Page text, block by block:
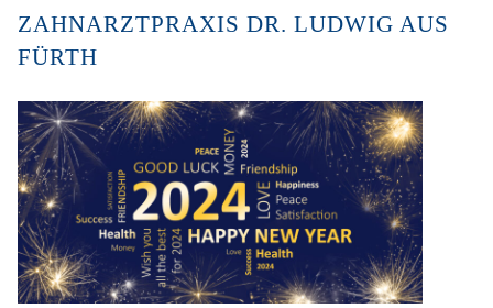
ZAHNARZTPRAXIS DR. LUDWIG AUS
FÜRTH